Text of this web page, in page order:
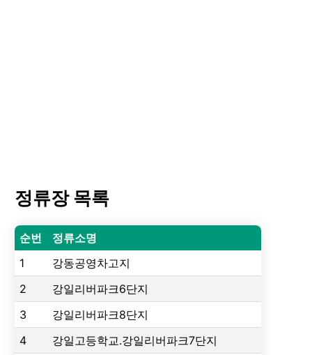
정류장 목록
순번
정류소명
1
강동공영차고지
2
강일리버파크6단지
3
강일리버파크8단지
4
강일고등학교.강일리버파크7단지